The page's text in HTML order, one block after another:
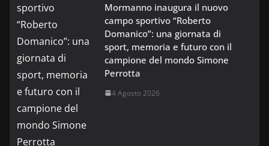
Mormanno inaugura il nuovo
campo sportivo “Roberto
Domanico”: una giornata di
sport, memoria e futuro con il
campione del mondo Simone
Perrotta
4 Agosto 2026